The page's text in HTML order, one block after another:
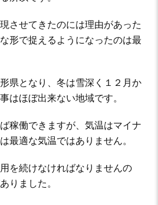
させてきたのには理由があった
形で捉えるようになったのは最
県となり、冬は雪深く１２月か
はほぼ出来ない地域です。
稼働できますが、気温はマイナ
最適な気温ではありません。
を続けなければなりませんの
りました。